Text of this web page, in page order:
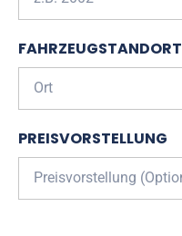
FAHRZEUGSTANDORT
PREISVORSTELLUNG